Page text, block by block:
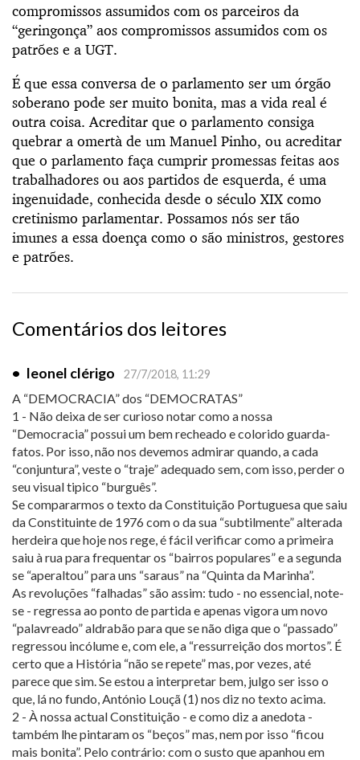
compromissos assumidos com os parceiros da
“geringonça” aos compromissos assumidos com os
patrões e a UGT.
É que essa conversa de o parlamento ser um órgão
soberano pode ser muito bonita, mas a vida real é
outra coisa. Acreditar que o parlamento consiga
quebrar a omertà de um Manuel Pinho, ou acreditar
que o parlamento faça cumprir promessas feitas aos
trabalhadores ou aos partidos de esquerda, é uma
ingenuidade, conhecida desde o século XIX como
cretinismo parlamentar. Possamos nós ser tão
imunes a essa doença como o são ministros, gestores
e patrões.
Comentários dos leitores
• leonel clérigo 27/7/2018, 11:29
A “DEMOCRACIA” dos “DEMOCRATAS”
1 - Não deixa de ser curioso notar como a nossa
“Democracia” possui um bem recheado e colorido guarda-
fatos. Por isso, não nos devemos admirar quando, a cada
“conjuntura”, veste o “traje” adequado sem, com isso, perder o
seu visual tipico “burguês”.
Se compararmos o texto da Constituição Portuguesa que saiu
da Constituinte de 1976 com o da sua “subtilmente” alterada
herdeira que hoje nos rege, é fácil verificar como a primeira
saiu à rua para frequentar os “bairros populares” e a segunda
se “aperaltou” para uns “saraus” na “Quinta da Marinha”.
As revoluções “falhadas” são assim: tudo - no essencial, note-
se - regressa ao ponto de partida e apenas vigora um novo
“palavreado” aldrabão para que se não diga que o “passado”
regressou incólume e, com ele, a “ressurreição dos mortos”. É
certo que a História “não se repete” mas, por vezes, até
parece que sim. Se estou a interpretar bem, julgo ser isso o
que, lá no fundo, António Louçã (1) nos diz no texto acima.
2 - À nossa actual Constituição - e como diz a anedota -
também lhe pintaram os “beços” mas, nem por isso “ficou
mais bonita”. Pelo contrário: com o susto que apanhou em